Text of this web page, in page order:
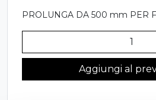
PROLUNGA DA 500 mm PER
-
DA
Aggiungi al